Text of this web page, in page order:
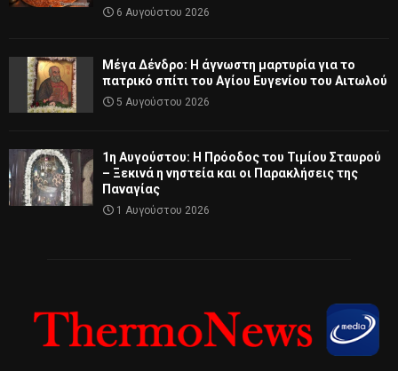
6 Αυγούστου 2026
Μέγα Δένδρο: Η άγνωστη μαρτυρία για το
πατρικό σπίτι του Αγίου Ευγενίου του Αιτωλού
5 Αυγούστου 2026
1η Αυγούστου: Η Πρόοδος του Τιμίου Σταυρού
– Ξεκινά η νηστεία και οι Παρακλήσεις της
Παναγίας
1 Αυγούστου 2026